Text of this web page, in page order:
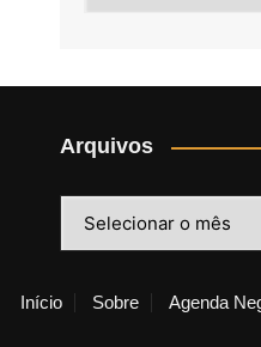
Arquivos
Início Sobre Agenda